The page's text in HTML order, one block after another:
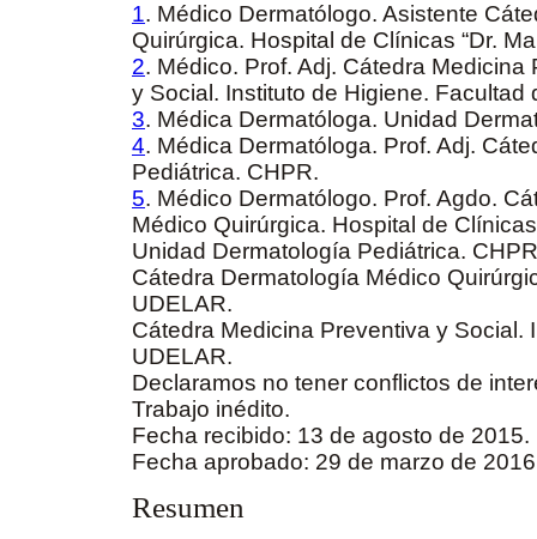
1. Médico Dermatólogo. Asistente
Quirúrgica. Hospital de Clínicas “Dr.
2. Médico. Prof. Adj. Cátedra
y Social. Instituto de Higiene. Facultad
3. Médica Dermatóloga. Unidad
4. Médica Dermatóloga. Prof. Adj.
Pediátrica. CHPR.
5. Médico Dermatólogo. Prof. Agdo.
Médico Quirúrgica. Hospital de
Unidad Dermatología Pediátrica.
Cátedra Dermatología Médico
UDELAR.
Cátedra Medicina Preventiva y
UDELAR.
Declaramos no tener conflictos de
Trabajo inédito.
Fecha recibido: 13 de agosto de 2015.
Fecha aprobado: 29 de marzo de
Resumen